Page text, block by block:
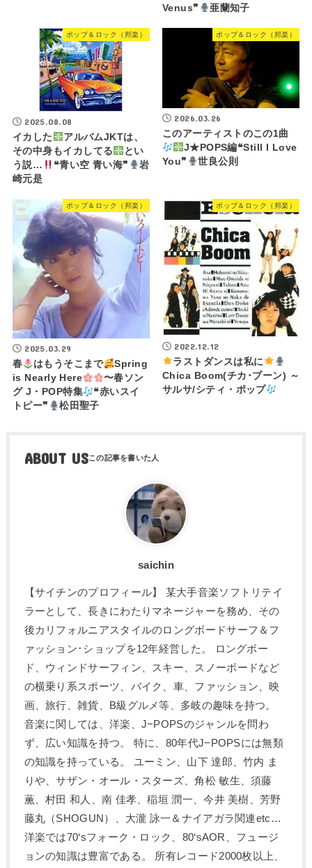
Venus❞
亜蘭知子
ポップ＆ロック（邦楽）
2025.08.08
イカした
アルバムJKTは、
その中身もイカしてる
とい
う説…
❝青い空 青い海❞
岩
崎元是
ポップ＆ロック（邦楽）
2026.03.26
このアーティストのこの1曲
J★POPS編❝Still I Love
You❞
世良公則
ポップ＆ロック（邦楽）
2025.03.29
春
はもうそこまで
Spring
is Nearly Here
〜春ソン
グ J・POP特集
❝赤いスイ
トピー❞
松田聖子
ポップ＆ロック（邦楽）
2022.12.12
ラストダンスは私に
Chica Boom(チカ･ブーン) ～
サルサ/シティ・ポップ
ABOUT US
saichin
【サイチンのプロフィール】 某大手音楽ソフトリテイ
ラーとして、長きにわたりマネージャーを務め、その
後カリフォルニアスタイルのロングボードサーフ＆フ
ァッション･ショップを12年経営した。 ロングボー
ド、ウィンドサーフィン、スキー、スノーボードなど
の横乗り系スポーツ、バイク、車、ファッション、映
画、旅行、雑貨、B級グルメ等、多岐の趣味を持つ。
音楽に関しては、洋楽、J−POPSのジャンルを問わ
ず、広い知識を持つ。 特に、80年代J−POPSには無類
の知識を持っている。 ユーミン、山下 達郎、竹内 ま
りや、サザン・オール・スターズ、角松 敏生、須藤
薫、村田 和人、南 佳孝、稲垣 潤一、今井 美樹、芳野
藤丸（SHOGUN）、大瀧 詠一＆ナイアガラ関連etc…
洋楽では70‘sフォーク・ロック、80‘sAOR、フュージ
ョンの知識は豊富である。 所有レコード2000枚以上、